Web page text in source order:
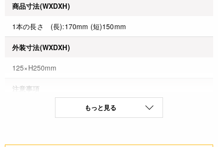
商品寸法(WXDXH)
1本の長さ (長):170mm (短)150mm
外装寸法(WXDXH)
125×H250mm
注意事項
* 直火のそばに置かないでください。* 直接火にかけての使用
はしないでください。* 取り扱いには十分注意し、使用後は必
もっと見る